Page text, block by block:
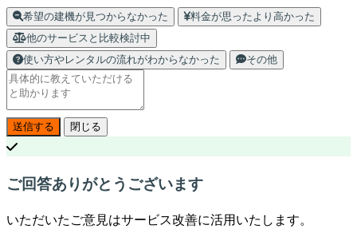
希望の建機が見つからなかった
料金が思ったより高かった
他のサービスと比較検討中
使い方やレンタルの流れがわからなかった
その他
送信する 閉じる
ご回答ありがとうございます
いただいたご意見はサービス改善に活用いたします。